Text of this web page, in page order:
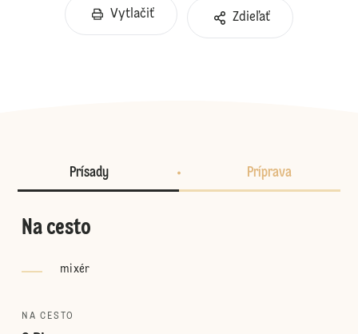
Vytlačiť Zdieľať
Prísady Príprava
Na cesto
mixér
NA CESTO